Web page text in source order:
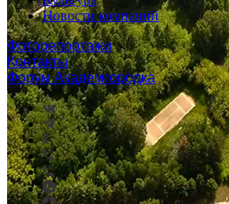
Новости компаний
Фоторепортажи
Контакты
Форум Академгородка